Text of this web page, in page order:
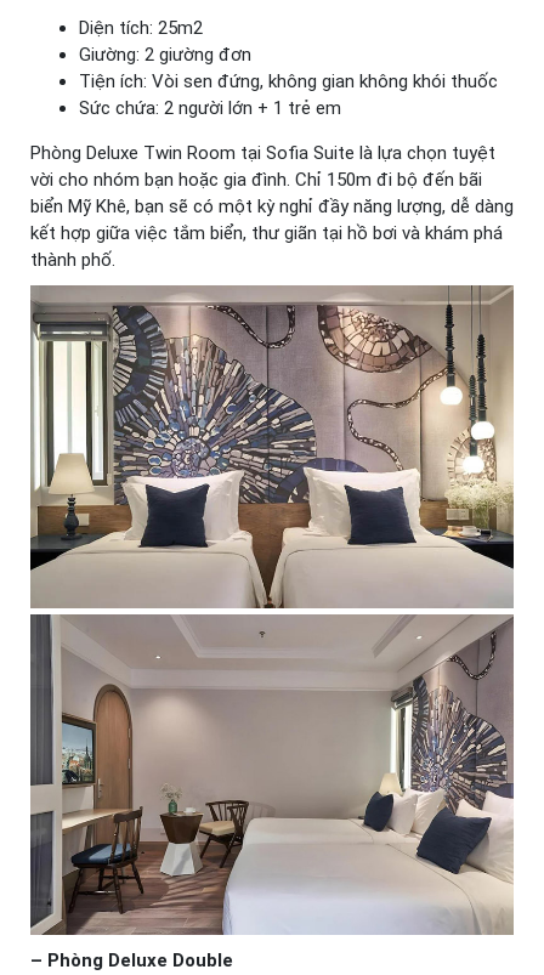
Diện tích: 25m2
Giường: 2 giường đơn
Tiện ích: Vòi sen đứng, không gian không khói thuốc
Sức chứa: 2 người lớn + 1 trẻ em
Phòng Deluxe Twin Room tại Sofia Suite là lựa chọn tuyệt
vời cho nhóm bạn hoặc gia đình. Chỉ 150m đi bộ đến bãi
biển Mỹ Khê, bạn sẽ có một kỳ nghỉ đầy năng lượng, dễ dàng
kết hợp giữa việc tắm biển, thư giãn tại hồ bơi và khám phá
thành phố.
– Phòng Deluxe Double